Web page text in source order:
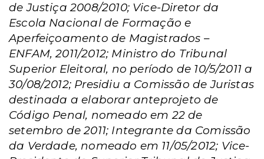
de Justiça 2008/2010; Vice-Diretor da
Escola Nacional de Formação e
Aperfeiçoamento de Magistrados –
ENFAM, 2011/2012; Ministro do Tribunal
Superior Eleitoral, no período de 10/5/2011 a
30/08/2012; Presidiu a Comissão de Juristas
destinada a elaborar anteprojeto de
Código Penal, nomeado em 22 de
setembro de 2011; Integrante da Comissão
da Verdade, nomeado em 11/05/2012; Vice-